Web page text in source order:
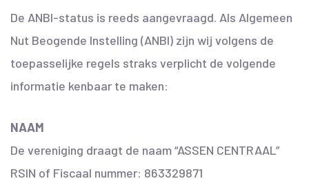
De ANBI-status is reeds aangevraagd. Als Algemeen
Nut Beogende Instelling (ANBI) zijn wij volgens de
toepasselijke regels straks verplicht de volgende
informatie kenbaar te maken:
NAAM
De vereniging draagt de naam “ASSEN CENTRAAL”
RSIN of Fiscaal nummer: 863329871